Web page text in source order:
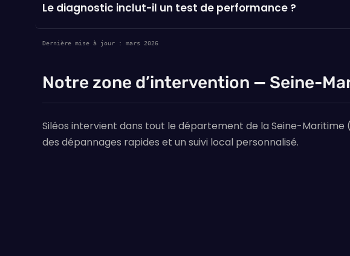
Le diagnostic inclut-il un test de performance ?
Dernière mise à jour : mars 2026
Notre zone d’intervention — Seine-
Siléos intervient dans tout le département de la Seine-Maritime
des dépannages rapides et un suivi local personnalisé.